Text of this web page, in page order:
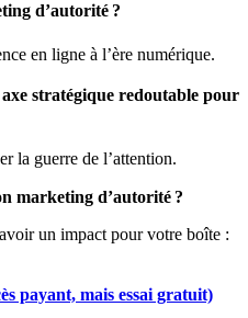
d’autorité ?
en ligne à l’ère numérique.
stratégique redoutable pour
la guerre de l’attention.
marketing d’autorité ?
un impact pour votre boîte :
payant, mais essai gratuit)